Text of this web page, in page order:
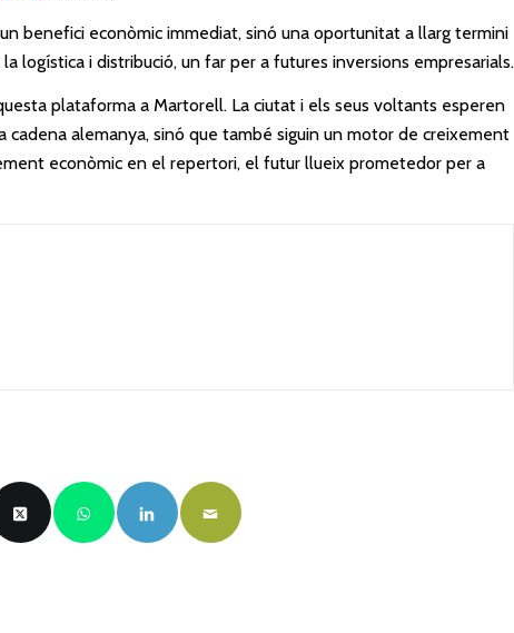
benefici econòmic immediat, sinó una oportunitat a llarg termini
logística i distribució, un far per a futures inversions empresarials.
plataforma a Martorell. La ciutat i els seus voltants esperen
alemanya, sinó que també siguin un motor de creixement
econòmic en el repertori, el futur llueix prometedor per a